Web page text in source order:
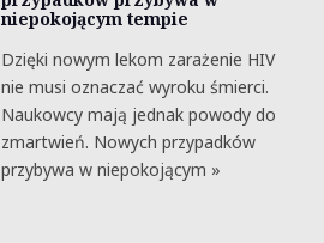
niepokojącym tempie
Dzięki nowym lekom zarażenie HIV
nie musi oznaczać wyroku śmierci.
Naukowcy mają jednak powody do
zmartwień. Nowych przypadków
przybywa w niepokojącym »